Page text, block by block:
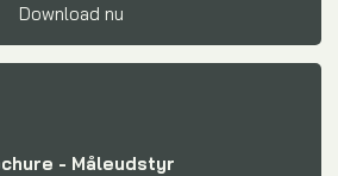
Download nu​
- Måleudstyr